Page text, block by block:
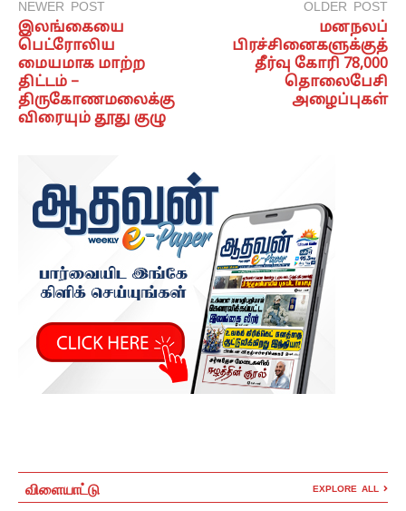
NEWER POST
இலங்கையை
பெட்ரோலிய
மையமாக மாற்ற
திட்டம் –
திருகோணமலைக்கு
விரையும் தூது குழு
OLDER POST
மனநலப்
பிரச்சினைகளுக்குத்
தீர்வு கோரி 78,000
தொலைபேசி
அழைப்புகள்
விளையாட்டு EXPLORE ALL